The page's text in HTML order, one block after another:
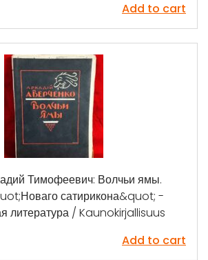
Add to cart
Тимофеевич: Волчьи ямы.
сатирикона&quot; -
литература / Kaunokirjallisuus
Add to cart